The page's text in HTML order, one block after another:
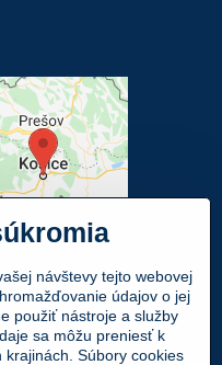
návštevy tejto webovej
údajov o jej
použiť nástroje a služby
sa môžu preniesť k
krajinách. Súbory cookies